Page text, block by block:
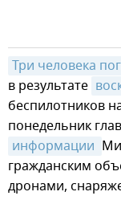
Три человека
в результате
беспилотников
понедельник
информации
гражданским
дронами,